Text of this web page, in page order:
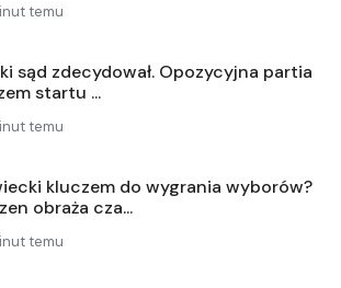
temu
sąd zdecydował. Opozycyjna partia
startu ...
temu
kluczem do wygrania wyborów?
obraża cza...
temu